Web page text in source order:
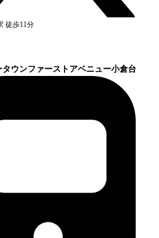
徒歩11分
タウンファーストアベニュー小倉台